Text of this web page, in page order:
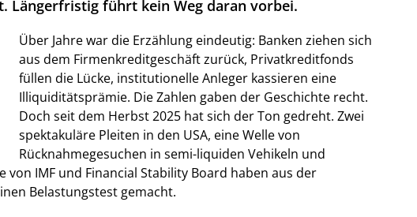
Längerfristig führt kein Weg daran vorbei.
Über Jahre war die Erzählung eindeutig: Banken ziehen sich
aus dem Firmenkreditgeschäft zurück, Privatkreditfonds
füllen die Lücke, institutionelle Anleger kassieren eine
Illiquiditätsprämie. Die Zahlen gaben der Geschichte recht.
Doch seit dem Herbst 2025 hat sich der Ton gedreht. Zwei
spektakuläre Pleiten in den USA, eine Welle von
Rücknahmegesuchen in semi-liquiden Vehikeln und
von IMF und Financial Stability Board haben aus der
Belastungstest gemacht.